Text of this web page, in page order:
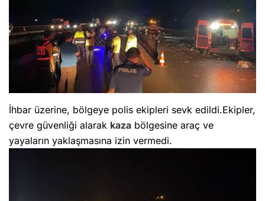
İhbar üzerine, bölgeye polis ekipleri sevk edildi.Ekipler,
çevre güvenliği alarak kaza bölgesine araç ve
yayaların yaklaşmasına izin vermedi.